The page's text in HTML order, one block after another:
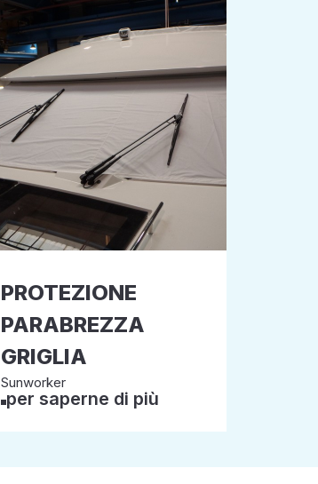
PROTEZIONE
PARABREZZA
GRIGLIA
Sunworker
per saperne di più